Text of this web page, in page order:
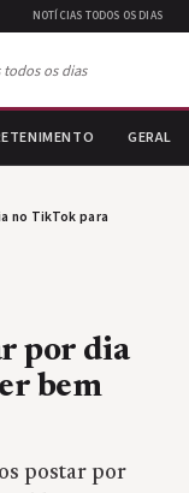
NOTÍCIAS TODOS OS DIAS
os dias
GERAL
no TikTok para
por dia
bem
postar por